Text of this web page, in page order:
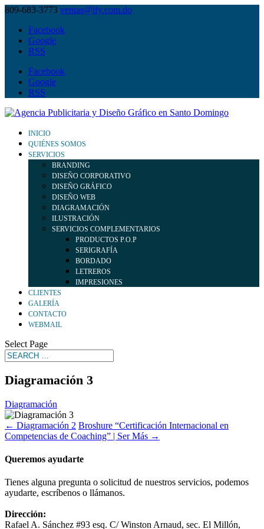
809-683-3773 ventas@lfy.com.do
Facebook
Google
RSS
Facebook
Google
RSS
INICIO
QUIÉNES SOMOS
SERVICIOS
BRANDING
DISEÑO CORPORATIVO
DISEÑO GRÁFICO
DISEÑO WEB
DIAGRAMACIÓN
ILUSTRACIÓN
SERVICIOS COMPLEMENTARIOS
PRODUCTOS P.O.P
SERIGRAFÍA
BORDADO
LETREROS
IMPRESIONES
CLIENTES
GALERÍA
CONTACTO
WEBMAIL
Select Page
Diagramación 3
Diagramación
← Diagramación 2 Broshure “Certificación Internacional en
Competencias de Coaching” | Ser Más →
Queremos ayudarte
Tienes alguna pregunta o solicitud de nuestros servicios, podemos
ayudarte, escríbenos o llámanos.
Dirección:
Rafael A. Sánchez #93 esq. C/ Winston Arnaud, sec. El Millón,